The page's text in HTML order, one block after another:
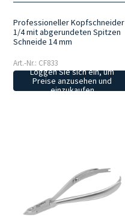
Professioneller Kopfschneider
1/4 mit abgerundeten Spitzen
Schneide 14 mm
Art.-Nr.: CF833
Loggen Sie sich ein, um
Preise anzusehen und
einzukaufen